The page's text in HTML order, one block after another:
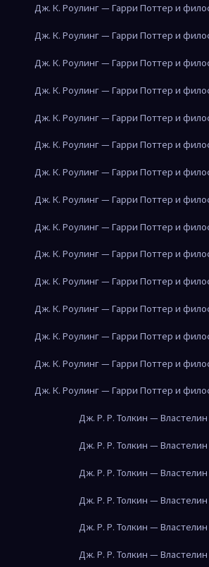
Дж. К. Роулинг — Гарри Поттер и
Дж. К. Роулинг — Гарри Поттер и
Дж. К. Роулинг — Гарри Поттер и
Дж. К. Роулинг — Гарри Поттер и
Дж. К. Роулинг — Гарри Поттер и
Дж. К. Роулинг — Гарри Поттер и
Дж. К. Роулинг — Гарри Поттер и
Дж. К. Роулинг — Гарри Поттер и
Дж. К. Роулинг — Гарри Поттер и
Дж. К. Роулинг — Гарри Поттер и
Дж. К. Роулинг — Гарри Поттер и
Дж. К. Роулинг — Гарри Поттер и
Дж. К. Роулинг — Гарри Поттер и
Дж. К. Роулинг — Гарри Поттер и
Дж. К. Роулинг — Гарри Поттер и
Дж. Р. Р. Толкин —
Дж. Р. Р. Толкин —
Дж. Р. Р. Толкин — Властелин
Дж. Р. Р. Толкин — Властелин
Дж. Р. Р. Толкин —
Дж. Р. Р. Толкин —